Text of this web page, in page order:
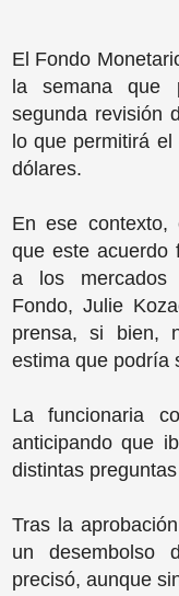
El Fondo
la semana que
segunda revisión
lo que permitirá
dólares.
En ese contexto,
que este acuerdo
a los mercados
Fondo, Julie
prensa, si bien,
estima que podría
La funcionaria
anticipando que
distintas
Tras la
un desembolso
precisó, aunque